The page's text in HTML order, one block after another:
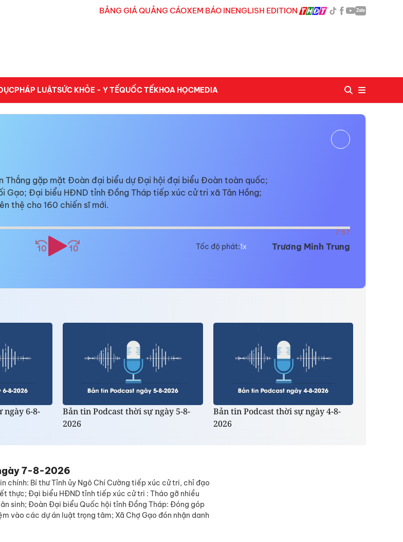
BẢNG GIÁ QUẢNG CÁOXEM BÁO INENGLISH EDITION Zalo
PHÁP LUẬTSỨC KHỎE - Y TẾQUỐC TẾKHOA HỌCMEDIA
Thắng gặp mặt Đoàn đại biểu dự Đại hội đại biểu Đoàn toàn quốc;
Gạo; Đại biểu HĐND tỉnh Đồng Tháp tiếp xúc cử tri xã Tân Hồng;
thệ cho 160 chiến sĩ mới.
7:57
Tốc độ phát: Trương Minh Trung
ngày 6-8-
Bản tin Podcast thời sự ngày 5-8-
2026
Bản tin Podcast thời sự ngày 4-8-
2026
7-8-2026
chính: Bí thư Tỉnh ủy Ngô Chí Cường tiếp xúc cử tri, chỉ đạo
thực; Đại biểu HĐND tỉnh tiếp xúc cử tri : Tháo gỡ nhiều
sinh; Đoàn Đại biểu Quốc hội tỉnh Đồng Tháp: Đóng góp
vào các dự án luật trọng tâm; Xã Chợ Gạo đón nhận danh